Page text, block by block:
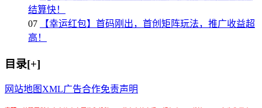
结算快！
07
【幸运红包】首码刚出，首创矩阵玩法，推广收益超
高！
目录[+]
网站地图 XML广告合作免责声明